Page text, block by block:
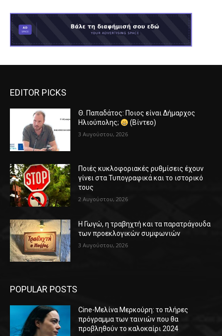
EDITOR PICKS
Θ. Παπαδάτος: Ποιος είναι Δήμαρχος
Ηλιούπολης;
(Βίντεο)
3 Αυγούστου, 2026
Ποιές κυκλοφοριακές ρυθμίσεις έχουν
γίνει στα Τυπογραφικά και το ιστορικό
τους
2 Αυγούστου, 2026
Η Γωγώ, η τραβηχτή και τα παρατράγουδα
των προεκλογικών συμφωνιών
3 Αυγούστου, 2026
POPULAR POSTS
Cine-Μελίνα Μερκούρη: το πλήρες
πρόγραμμα των ταινιών που θα
προβληθούν το καλοκαίρι 2024